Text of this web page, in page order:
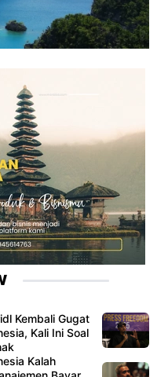
Kembali Gugat
Kali Ini Soal
Kalah